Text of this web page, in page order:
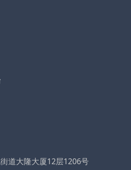
道大隆大厦12层1206号